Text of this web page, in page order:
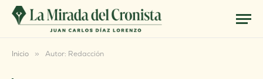
Inicio » Autor: Redacción